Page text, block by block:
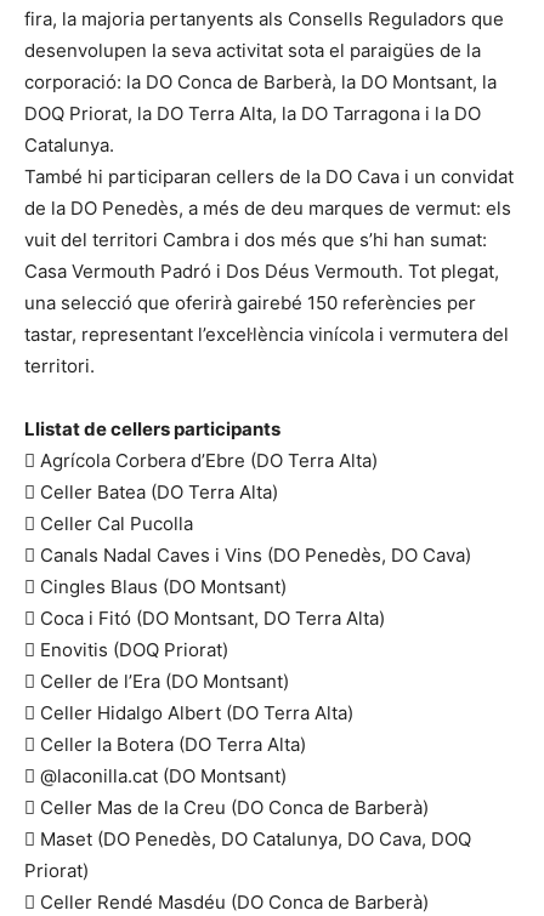
fira, la majoria pertanyents als Consells Reguladors que
desenvolupen la seva activitat sota el paraigües de la
corporació: la DO Conca de Barberà, la DO Montsant, la
DOQ Priorat, la DO Terra Alta, la DO Tarragona i la DO
Catalunya.
També hi participaran cellers de la DO Cava i un convidat
de la DO Penedès, a més de deu marques de vermut: els
vuit del territori Cambra i dos més que s’hi han sumat:
Casa Vermouth Padró i Dos Déus Vermouth. Tot plegat,
una selecció que oferirà gairebé 150 referències per
tastar, representant l’excel·lència vinícola i vermutera del
territori.
Llistat de cellers participants
 Agrícola Corbera d’Ebre (DO Terra Alta)
 Celler Batea (DO Terra Alta)
 Celler Cal Pucolla
 Canals Nadal Caves i Vins (DO Penedès, DO Cava)
 Cingles Blaus (DO Montsant)
 Coca i Fitó (DO Montsant, DO Terra Alta)
 Enovitis (DOQ Priorat)
 Celler de l’Era (DO Montsant)
 Celler Hidalgo Albert (DO Terra Alta)
 Celler la Botera (DO Terra Alta)
 @laconilla.cat (DO Montsant)
 Celler Mas de la Creu (DO Conca de Barberà)
 Maset (DO Penedès, DO Catalunya, DO Cava, DOQ
Priorat)
 Celler Rendé Masdéu (DO Conca de Barberà)